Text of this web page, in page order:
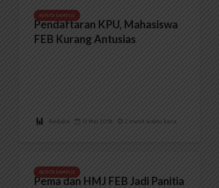
BERITA KAMPUS
Pendaftaran KPU, Mahasiswa
FEB Kurang Antusias
Redaksi 13 Mei 2018 2 menit waktu baca
BERITA KAMPUS
Pema dan HMJ FEB Jadi Panitia